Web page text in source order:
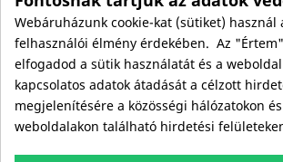
Kapcsolat
Viszonteladóknak
Kövess minket itt is!
Facebook
Webáruházunk cookie-kat (sütiket) használ
felhasználói élmény érdekében. Az
elfogadod a sütik használatát és a
kapcsolatos adatok átadását a célzott
megjelenítésére a közösségi hálózatokon
weboldalakon található hirdetési